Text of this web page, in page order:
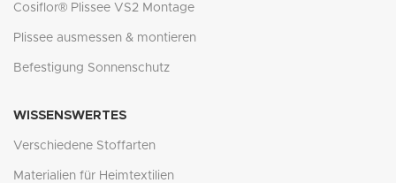
Cosiflor® Plissee VS2 Montage
Plissee ausmessen & montieren
Befestigung Sonnenschutz
WISSENSWERTES
Verschiedene Stoffarten
Materialien für Heimtextilien